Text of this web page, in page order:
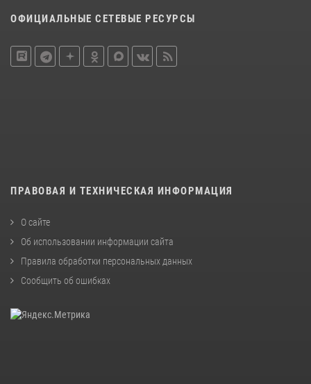
ОФИЦИАЛЬНЫЕ СЕТЕВЫЕ РЕСУРСЫ
ПРАВОВАЯ И ТЕХНИЧЕСКАЯ ИНФОРМАЦИЯ
О сайте
Об использовании информации сайта
Правила обработки персональных данных
Сообщить об ошибках